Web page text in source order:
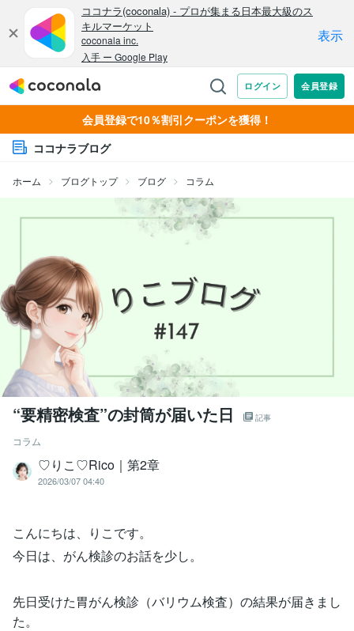
会員登録で10％割引クーポンを獲得！
ココナラブログ
ホーム ブログトップ ブログ コラム
“要精密検査”の封筒が届いた日 記事
コラム
♡りこ♡Rico｜第2章
2026/03/07 04:40
こんにちは、りこです。
今日は、がん検診のお話を少し。
先日受けた胃がん検診（バリウム検査）の結果が届きまし
た。